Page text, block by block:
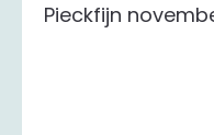
Pieckfijn